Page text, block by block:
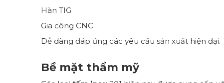
Hàn TIG
Gia công CNC
Dễ dàng đáp ứng các yêu cầu sản xuất hiện đại.
Bề mặt thẩm mỹ